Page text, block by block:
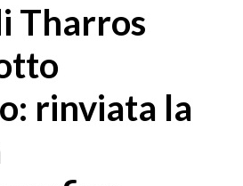
Tharros
rinviata la